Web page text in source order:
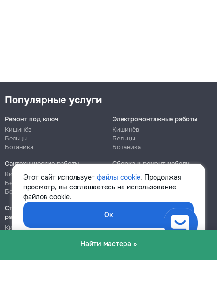
Найти мастера »
Этот сайт использует файлы cookie. Продолжая
просмотр, вы соглашаетесь на использование
файлов cookie.
Ок
Популярные услуги
Ремонт под ключ
Кишинёв
Бельцы
Ботаника
Электромонтажные работы
Кишинёв
Бельцы
Ботаника
Сантехнические работы
Кишинёв
Бельцы
Ботаника
Сборка и ремонт мебели
Кишинёв
Ботаника
Строительно-монтажные
работы
Кишинёв